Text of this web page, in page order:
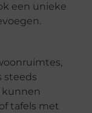
een unieke
steeds
kunnen
tafels met